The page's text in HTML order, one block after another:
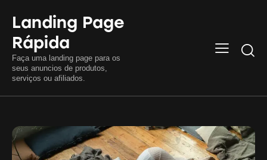
Landing Page
Rápida
Faça uma landing page para os
seus anuncios de produtos,
serviços ou afiliados.